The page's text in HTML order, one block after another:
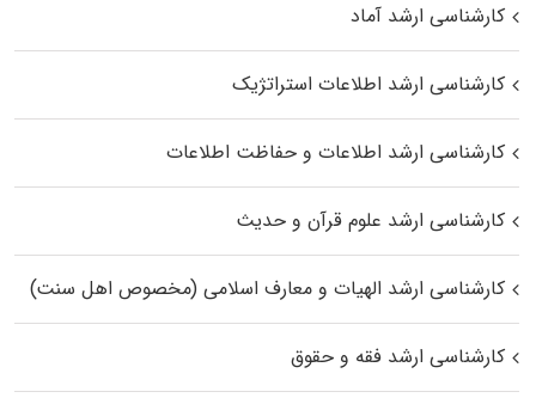
کارشناسی ارشد آماد
کارشناسی ارشد اطلاعات استراتژیک
کارشناسی ارشد اطلاعات و حفاظت اطلاعات
کارشناسی ارشد علوم قرآن و حدیث
کارشناسی ارشد الهیات و معارف اسلامی (مخصوص اهل سنت)
کارشناسی ارشد فقه و حقوق